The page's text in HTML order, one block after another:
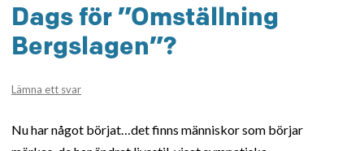
Dags för ”Omställning
Bergslagen”?
Lämna ett svar
Nu har något börjat…det finns människor som börjar